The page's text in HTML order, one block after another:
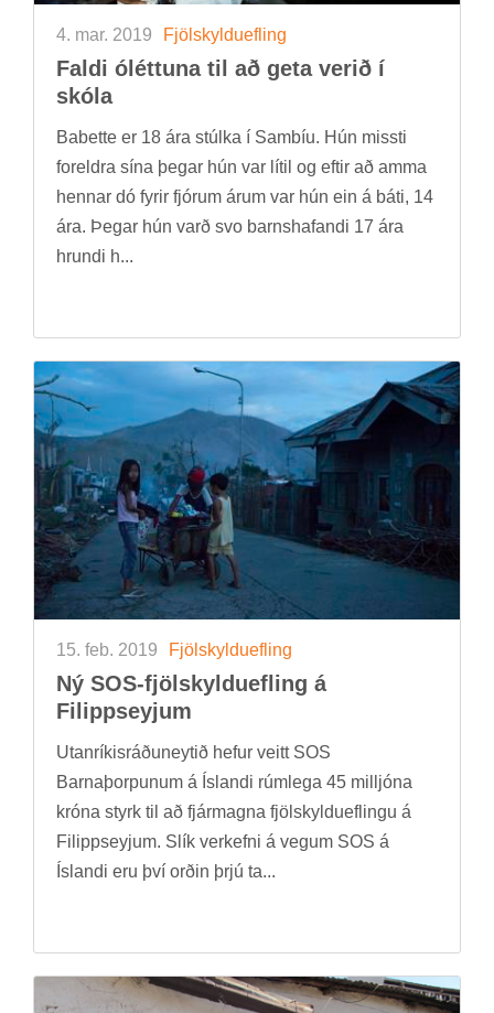
4. mar. 2019 Fjöl­skyldu­efl­ing
Faldi ólétt­una til að geta ver­ið í
skóla
Babette er 18 ára stúlka í Sam­b­íu. Hún missti
for­eldra sína þeg­ar hún var lít­il og eft­ir að amma
henn­ar dó fyr­ir fjór­um árum var hún ein á báti, 14
ára. Þeg­ar hún varð svo barns­haf­andi 17 ára
hrundi h...
15. feb. 2019 Fjöl­skyldu­efl­ing
Ný SOS-fjöl­skyldu­efl­ing á
Fil­ipps­eyj­um
Ut­an­rík­is­ráðu­neyt­ið hef­ur veitt SOS
Barna­þorp­un­um á Ís­landi rúm­lega 45 millj­óna
króna styrk til að fjár­magna fjöl­skyldu­efl­ingu á
Fil­ipps­eyj­um. Slík verk­efni á veg­um SOS á
Ís­landi eru því orð­in þrjú ta...